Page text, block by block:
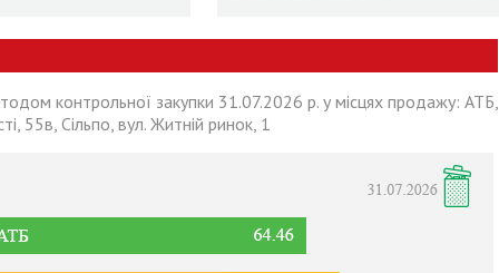
контрольної закупки 31.07.2026 р. у місцях продажу: АТБ,
55в, Сільпо, вул. Житній ринок, 1